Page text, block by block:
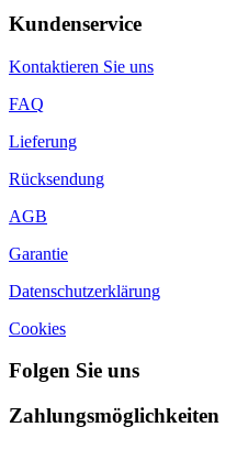
Kundenservice
Kontaktieren Sie uns
FAQ
Lieferung
Rücksendung
AGB
Garantie
Datenschutzerklärung
Cookies
Folgen Sie uns
Zahlungsmöglichkeiten